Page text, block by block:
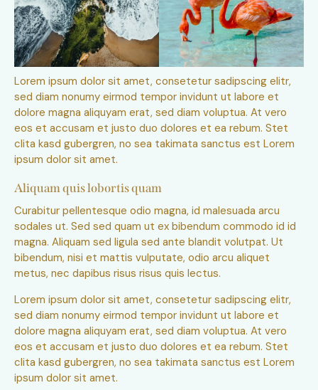
Lorem ipsum dolor sit amet, consetetur sadipscing elitr,
sed diam nonumy eirmod tempor invidunt ut labore et
dolore magna aliquyam erat, sed diam voluptua. At vero
eos et accusam et justo duo dolores et ea rebum. Stet
clita kasd gubergren, no sea takimata sanctus est Lorem
ipsum dolor sit amet.
Aliquam quis lobortis quam
Curabitur pellentesque odio magna, id malesuada arcu
sodales ut. Sed sed quam ut ex bibendum commodo id id
magna. Aliquam sed ligula sed ante blandit volutpat. Ut
bibendum, nisi et mattis vulputate, odio arcu aliquet
metus, nec dapibus risus risus quis lectus.
Lorem ipsum dolor sit amet, consetetur sadipscing elitr,
sed diam nonumy eirmod tempor invidunt ut labore et
dolore magna aliquyam erat, sed diam voluptua. At vero
eos et accusam et justo duo dolores et ea rebum. Stet
clita kasd gubergren, no sea takimata sanctus est Lorem
ipsum dolor sit amet.